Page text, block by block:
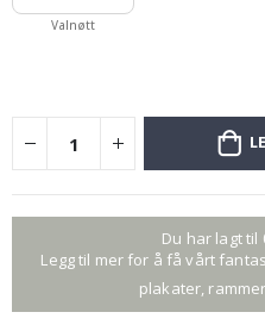
Valnøtt
Du har lagt til
Legg til mer for å få vårt
plakater,